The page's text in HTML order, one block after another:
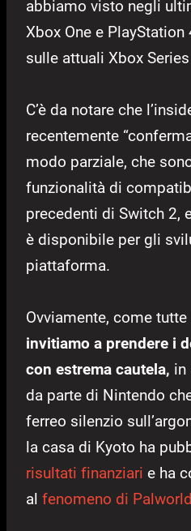
abbiamo visto negli
Xbox One e
sulle attuali Xbox
C’è da notare che
recentemente
modo parziale, che
funzionalità di
precedenti di Switch 2,
è disponibile per gli
piattaforma.
Ovviamente, come
invitiamo a prendere i
con estrema cautela, in
da parte di Nintendo
ferreo silenzio
la casa di Kyoto ha
risultati finanziari e ha
al fenomeno di Palworld